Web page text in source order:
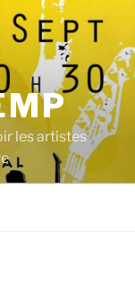
les artistes